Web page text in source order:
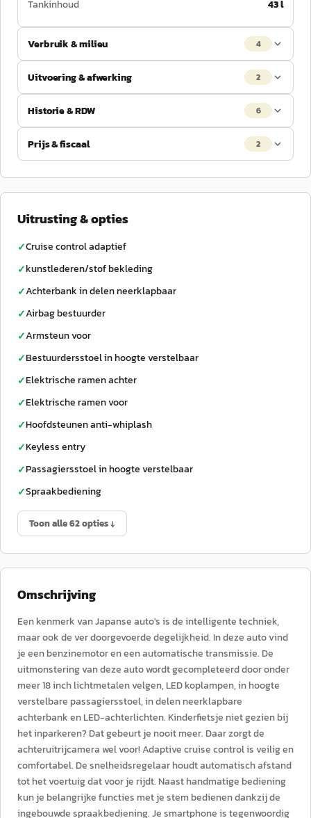
Tankinhoud
43 l
Verbruik & milieu 4
Uitvoering & afwerking 2
Historie & RDW 6
Prijs & fiscaal 2
Uitrusting & opties
✓Cruise control adaptief
✓kunstlederen/stof bekleding
✓Achterbank in delen neerklapbaar
✓Airbag bestuurder
✓Armsteun voor
✓Bestuurdersstoel in hoogte verstelbaar
✓Elektrische ramen achter
✓Elektrische ramen voor
✓Hoofdsteunen anti-whiplash
✓Keyless entry
✓Passagiersstoel in hoogte verstelbaar
✓Spraakbediening
Toon alle 62 opties ↓
Omschrijving
Een kenmerk van Japanse auto's is de intelligente techniek,
maar ook de ver doorgevoerde degelijkheid. In deze auto vind
je een benzinemotor en een automatische transmissie. De
uitmonstering van deze auto wordt gecompleteerd door onder
meer 18 inch lichtmetalen velgen, LED koplampen, in hoogte
verstelbare passagiersstoel, in delen neerklapbare
achterbank en LED-achterlichten. Kinderfietsje niet gezien bij
het inparkeren? Dat gebeurt je nooit meer. Daar zorgt de
achteruitrijcamera wel voor! Adaptive cruise control is veilig en
comfortabel. De snelheidsregelaar houdt automatisch afstand
tot het voertuig dat voor je rijdt. Naast handmatige bediening
kun je belangrijke functies met je stem bedienen dankzij de
ingebouwde spraakbediening. Je smartphone is tegenwoordig